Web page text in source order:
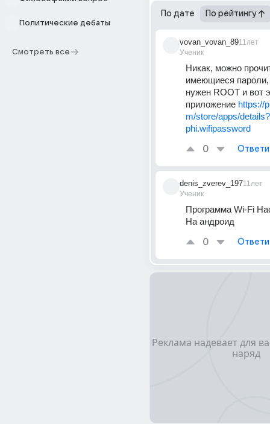
Политические дебаты
Смотреть все
По дате По рейтингу
vovan_vovan_89
Ученик
11лет
Никак, можно
имеющиеся пароли,
нужен ROOT и вот
приложение https://
m/store/apps/
phi.wifipassword
0
denis_zverev_197
Ученик
11лет
Программа Wi-Fi
На андроид
0